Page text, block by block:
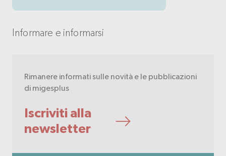
Informare e informarsi
Rimanere informati sulle novità e le pubblicazioni
di migesplus
Iscriviti alla
newsletter